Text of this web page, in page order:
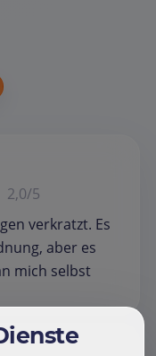
2,0/5
verkratzt. Es
aber es
mich selbst